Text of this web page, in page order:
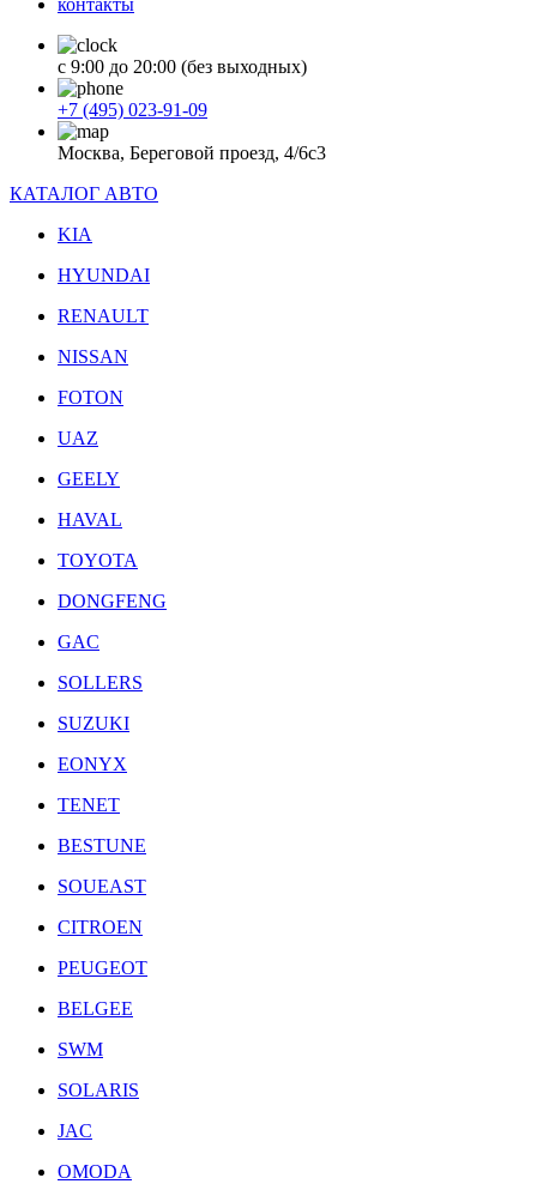
контакты
с 9:00 до 20:00 (без выходных)
+7 (495) 023-91-09
Москва, Береговой проезд, 4/6с3
КАТАЛОГ АВТО
KIA
HYUNDAI
RENAULT
NISSAN
FOTON
UAZ
GEELY
HAVAL
TOYOTA
DONGFENG
GAC
SOLLERS
SUZUKI
EONYX
TENET
BESTUNE
SOUEAST
CITROEN
PEUGEOT
BELGEE
SWM
SOLARIS
JAC
OMODA